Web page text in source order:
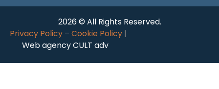
2026 © All Rights Reserved.
Privacy Policy – Cookie Policy |
Web agency CULT adv